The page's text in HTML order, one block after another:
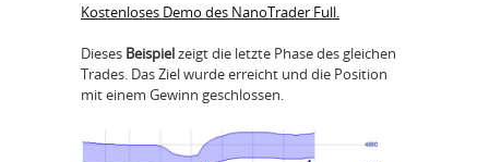
Kostenloses Demo des NanoTrader Full.
Dieses Beispielzeigt die letzte Phase des gleichen
Trades. Das Ziel wurde erreicht und die Position
mit einem Gewinn geschlossen.